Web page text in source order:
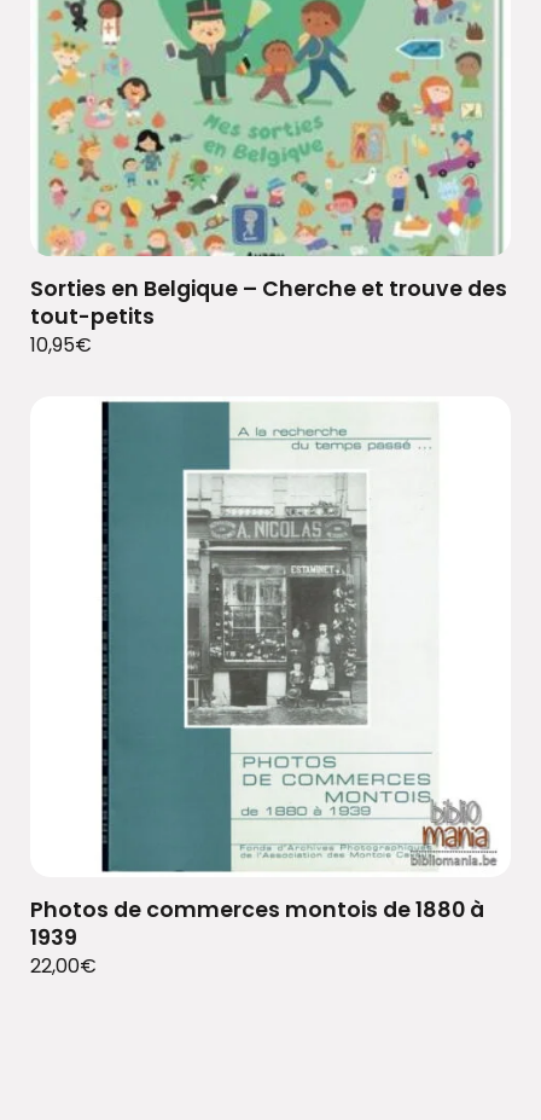
Sorties en Belgique – Cherche et trouve des
tout-petits
10,95€
Photos de commerces montois de 1880 à
1939
22,00€